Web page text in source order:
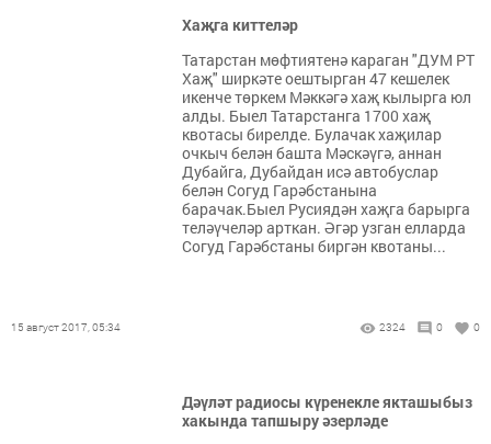
Хаҗга киттеләр
Татарстан мөфтиятенә караган "ДУМ РТ
Хаҗ" ширкәте оештырган 47 кешелек
икенче төркем Мәккәгә хаҗ кылырга юл
алды. Быел Татарстанга 1700 хаҗ
квотасы бирелде. Булачак хаҗилар
очкыч белән башта Мәскәүгә, аннан
Дубайга, Дубайдан исә автобуслар
белән Согуд Гарәбстанына
барачак.Быел Русиядән хаҗга барырга
теләүчеләр арткан. Әгәр узган елларда
Согуд Гарәбстаны биргән квотаны...
15 август 2017, 05:34 2324 0 0
Дәүләт радиосы күренекле якташыбыз
хакында тапшыру әзерләде